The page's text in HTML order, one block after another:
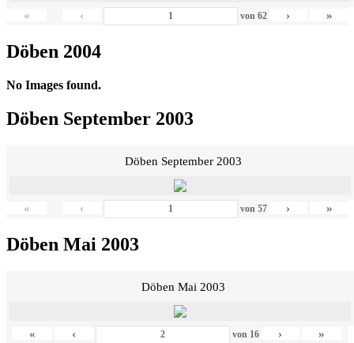
« ‹ von 62 › »
Döben 2004
No Images found.
Döben September 2003
Döben September 2003
« ‹ von 57 › »
Döben Mai 2003
Döben Mai 2003
« ‹ von 16 › »